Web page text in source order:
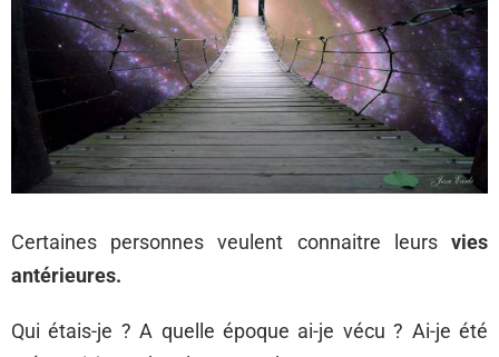
Certaines personnes veulent connaitre leursvies
antérieures.
Qui étais-je ? A quelle époque ai-je vécu ? Ai-je été